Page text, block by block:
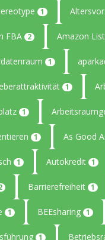
1
FBA 2 Amazon
1
1
1
1 As Good
1 Autokredit 1
Barrierefreiheit 1
1 BEEsharing 1
1